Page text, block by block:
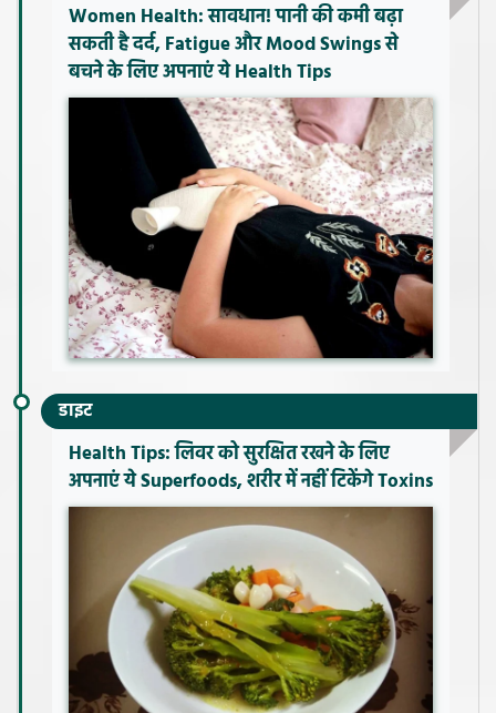
Women Health: सावधान! पानी की कमी बढ़ा
सकती है दर्द, Fatigue और Mood Swings से
बचने के लिए अपनाएं ये Health Tips
डाइट
Health Tips: लिवर को सुरक्षित रखने के लिए
अपनाएं ये Superfoods, शरीर में नहीं टिकेंगे Toxins